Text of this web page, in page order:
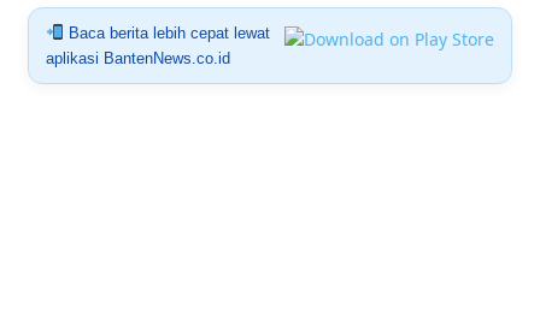
Baca berita lebih cepat lewat
aplikasi BantenNews.co.id